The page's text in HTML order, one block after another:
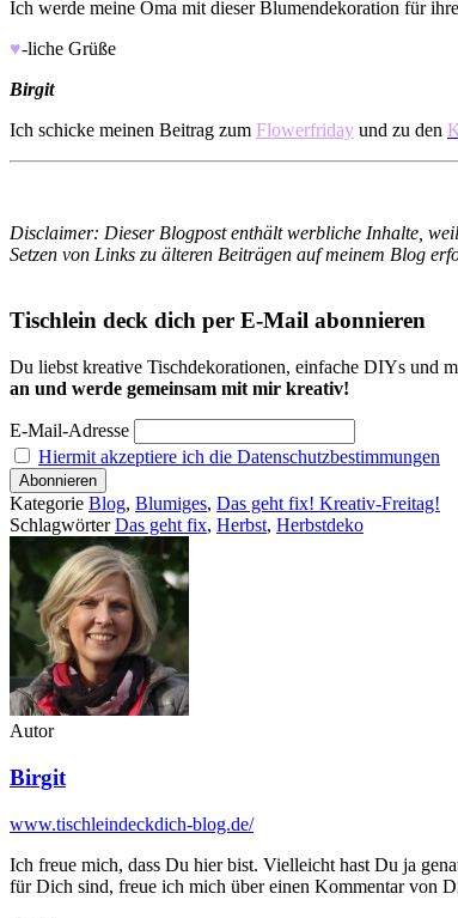
Ich werde meine Oma mit dieser Blumendekoration für ihre
♥-liche Grüße
Birgit
Ich schicke meinen Beitrag zum Flowerfriday und zu den
Disclaimer: Dieser Blogpost enthält werbliche Inhalte,
Setzen von Links zu älteren Beiträgen auf meinem Blog
Tischlein deck dich per E-Mail abonnieren
Du liebst kreative Tischdekorationen, einfache DIYs und
an und werde gemeinsam mit mir kreativ!
E-Mail-Adresse
Hiermit akzeptiere ich die Datenschutzbestimmungen
Kategorie Blog, Blumiges, Das geht fix! Kreativ-Freitag!
SchlagwörterDas geht fix, Herbst, Herbstdeko
Autor
Birgit
www.tischleindeckdich-blog.de/
Ich freue mich, dass Du hier bist. Vielleicht hast Du ja
für Dich sind, freue ich mich über einen Kommentar von